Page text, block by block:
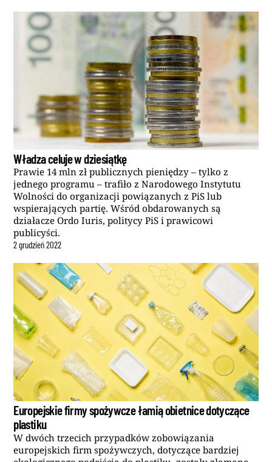
Władza celuje w dziesiątkę
Prawie 14 mln zł publicznych pieniędzy – tylko z
jednego programu – trafiło z Narodowego Instytutu
Wolności do organizacji powiązanych z PiS lub
wspierających partię. Wśród obdarowanych są
działacze Ordo Iuris, politycy PiS i prawicowi
publicyści.
2grudzień2022
Europejskie firmy spożywcze łamią obietnice dotyczące
plastiku
W dwóch trzecich przypadków zobowiązania
europejskich firm spożywczych, dotyczące bardziej